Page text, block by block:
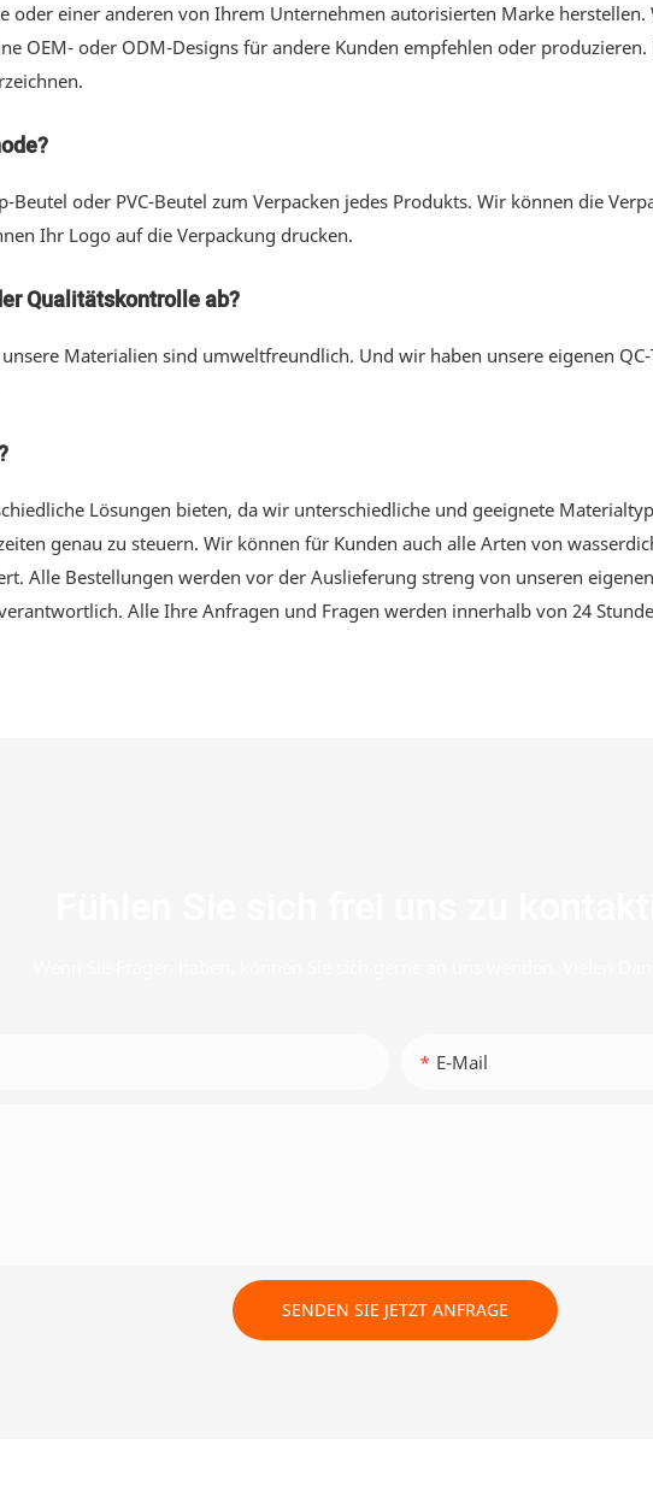
oder einer anderen von Ihrem Unternehmen autorisierten Marke herstellen.
OEM- oder ODM-Designs für andere Kunden empfehlen oder
oder PVC-Beutel zum Verpacken jedes Produkts. Wir können die
Ihr Logo auf die Verpackung drucken.
Qualitätskontrolle ab?
Materialien sind umweltfreundlich. Und wir haben unsere eigenen
Lösungen bieten, da wir unterschiedliche und geeignete
genau zu steuern. Wir können für Kunden auch alle Arten von
Alle Bestellungen werden vor der Auslieferung streng von unseren
Alle Ihre Anfragen und Fragen werden innerhalb von 24
E-Mail
SENDEN SIE JETZT ANFRAGE